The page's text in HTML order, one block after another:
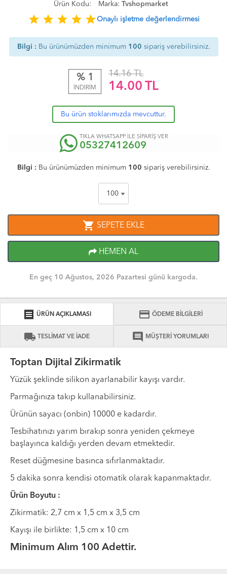
Ürün Kodu: Marka: Tvshopmarket
star star star star starOnaylı işletme değerlendirmesi
Bilgi : Bu ürünümüzden minimum 100 sipariş verebilirsiniz.
% 1
İNDİRİM
14.16 TL
14.00 TL
Bu ürün stoklarımızda mevcuttur.
TIKLA WHATSAPP İLE SİPARİŞ VER
05327412609
Bilgi : Bu ürünümüzden minimum 100 sipariş verebilirsiniz.
shopping_cart SEPETE EKLE
HEMEN AL
En geç 10 Ağustos, 2026 Pazartesi günü kargoda.
receipt ÜRÜN AÇIKLAMASI credit_card ÖDEME BİLGİLERİ
local_shipping TESLİMAT VE İADE comment MÜŞTERİ YORUMLARI
Toptan Dijital Zikirmatik
Yüzük şeklinde silikon ayarlanabilir kayışı vardır.
Parmağınıza takıp kullanabilirsiniz.
Ürünün sayacı (onbin) 10000 e kadardır.
Tesbihatınızı yarım bırakıp sonra yeniden çekmeye
başlayınca kaldığı yerden devam etmektedir.
Reset düğmesine basınca sıfırlanmaktadır.
5 dakika sonra kendisi otomatik olarak kapanmaktadır.
Ürün Boyutu :
Zikirmatik: 2,7 cm x 1,5 cm x 3,5 cm
Kayışı ile birlikte: 1,5 cm x 10 cm
Minimum Alım 100 Adettir.